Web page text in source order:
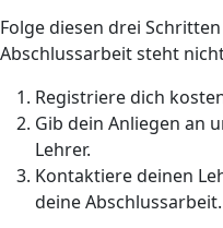
Folge diesen drei
Abschlussarbeit steht
Registriere dich
Gib dein Anliegen an
Lehrer.
Kontaktiere deinen
deine Abschlussarbeit.